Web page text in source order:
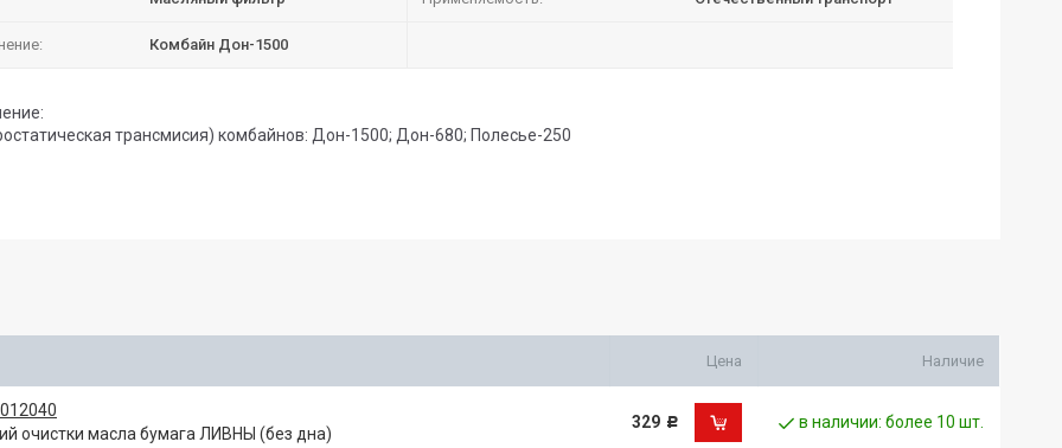
Комбайн Дон-1500
трансмисия) комбайнов: Дон-1500; Дон-680; Полесье-250
Цена Наличие
очистки масла бумага ЛИВНЫ (без дна)
329 Р в наличии: более 10 шт.